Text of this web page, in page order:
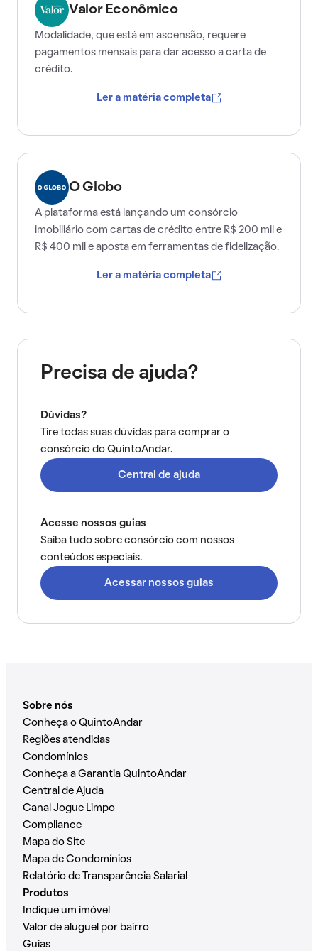
Valor Econômico
Modalidade, que está em ascensão, requere
pagamentos mensais para dar acesso a carta de
crédito.
Ler a matéria completa
O Globo
A plataforma está lançando um consórcio
imobiliário com cartas de crédito entre R$ 200 mil e
R$ 400 mil e aposta em ferramentas de fidelização.
Ler a matéria completa
Precisa de ajuda?
Dúvidas?
Tire todas suas dúvidas para comprar o
consórcio do QuintoAndar.
Central de ajuda
Acesse nossos guias
Saiba tudo sobre consórcio com nossos
conteúdos especiais.
Acessar nossos guias
Sobre nós
Conheça o QuintoAndar
Regiões atendidas
Condomínios
Conheça a Garantia QuintoAndar
Central de Ajuda
Canal Jogue Limpo
Compliance
Mapa do Site
Mapa de Condomínios
Relatório de Transparência Salarial
Produtos
Indique um imóvel
Valor de aluguel por bairro
Guias